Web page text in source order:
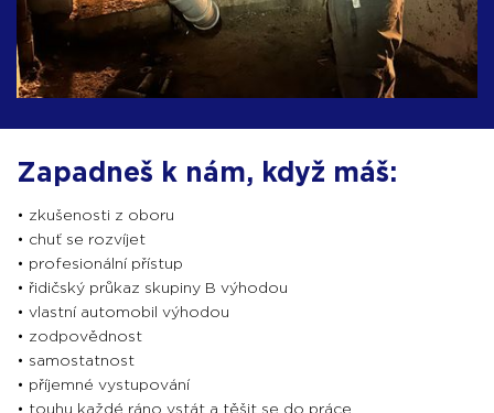
Zapadneš k nám, když máš:
• zkušenosti z oboru
• chuť se rozvíjet
• profesionální přístup
• řidičský průkaz skupiny B výhodou
• vlastní automobil výhodou
• zodpovědnost
• samostatnost
• příjemné vystupování